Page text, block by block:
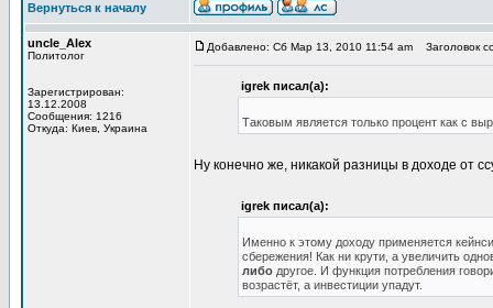
Вернуться к началу
uncle_Alex
Политолог
Зарегистрирован:
13.12.2008
Сообщения: 1216
Откуда: Киев, Украина
Добавлено: Сб Мар 13, 2010 11:54 am Заголовок
igrek писал(а):
Таковым является только процент как с
Ну конечно же, никакой разницы в доходе от
igrek писал(а):
Именно к этому доходу применяется
сбережения! Как ни крути, а увеличить
либо другое. И функция потребления
возрастёт, а инвестиции упадут.